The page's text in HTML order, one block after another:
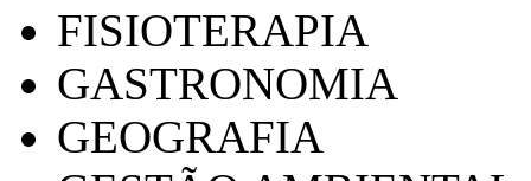
FISIOTERAPIA
GASTRONOMIA
GEOGRAFIA